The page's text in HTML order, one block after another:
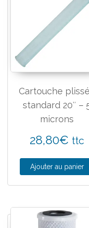
Cartouche
standard 20″ –
microns
28,80€ ttc
Ajouter au panier